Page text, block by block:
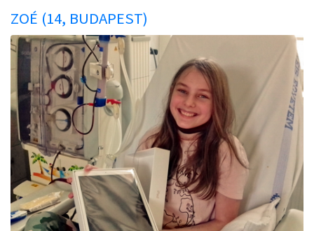
ZOÉ (14, BUDAPEST)